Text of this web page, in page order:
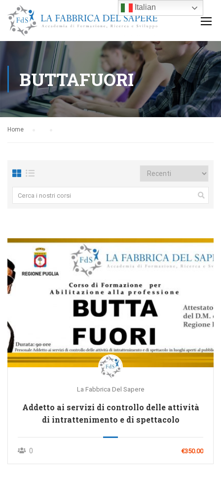
BUTTAFUORI
Home
La Fabbrica Del Sapere
Addetto ai servizi di controllo delle attività
di intrattenimento e di spettacolo
0 €350.00
Italian